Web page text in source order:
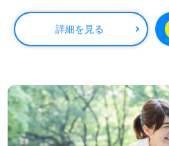
詳細を見る